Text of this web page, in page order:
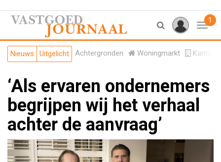
1
Nieuws Uitgelicht Achtergronden Woningmarkt
‘Als ervaren ondernemers
begrijpen wij het verhaal
achter de aanvraag’